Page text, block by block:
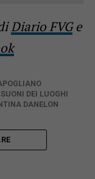
Diario FVGe
DEI LUOGHI
DANELON